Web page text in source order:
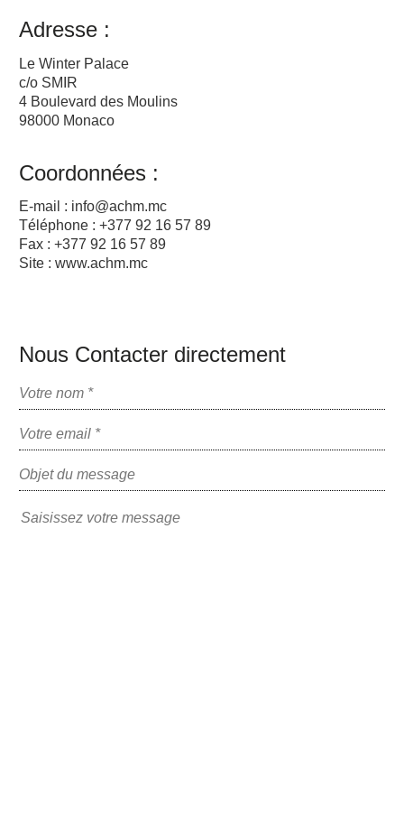
Adresse :
Le Winter Palace
c/o SMIR
4 Boulevard des Moulins
98000 Monaco
Coordonnées :
E-mail : info@achm.mc
Téléphone : +377 92 16 57 89
Fax : +377 92 16 57 89
Site :www.achm.mc
Nous Contacter directement